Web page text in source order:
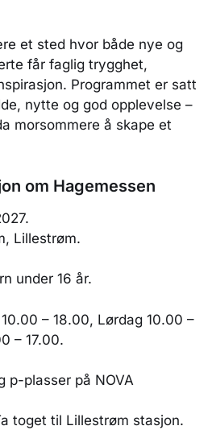
et sted hvor både nye og
får faglig trygghet,
Programmet er satt
nytte og god opplevelse –
morsommere å skape et
om Hagemessen
Lillestrøm.
under 16 år.
– 18.00, Lørdag 10.00 –
– 17.00.
p-plasser på NOVA
toget til Lillestrøm stasjon.